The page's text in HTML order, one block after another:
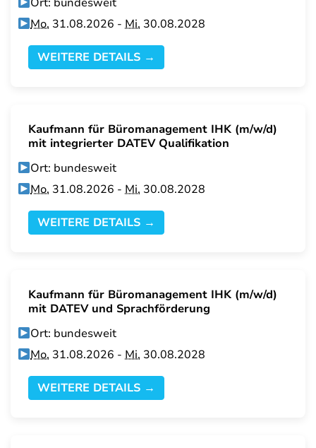
Mo. 31.08.2026 -Mi. 30.08.2028
WEITERE DETAILS →
Kaufmann für Büromanagement IHK (m/w/d)
mit integrierter DATEV Qualifikation
Ort: bundesweit
Mo. 31.08.2026 -Mi. 30.08.2028
WEITERE DETAILS →
Kaufmann für Büromanagement IHK (m/w/d)
mit DATEV und Sprachförderung
Ort: bundesweit
Mo. 31.08.2026 -Mi. 30.08.2028
WEITERE DETAILS →